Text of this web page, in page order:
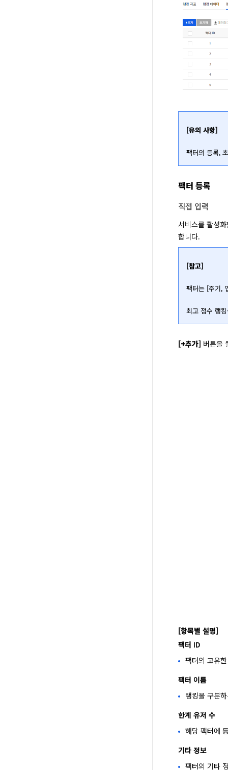
[유의 사항]
팩터의 등록,
팩터 등록
직접 입력
서비스를 활성
합니다.
[참고]
팩터는 [주기,
최고 점수 랭
[+추가] 버튼을
[항목별 설명]
팩터 ID
팩터의 고유
팩터 이름
랭킹을 구분
한계 유저 수
해당 팩터에
기타 정보
팩터의 기타